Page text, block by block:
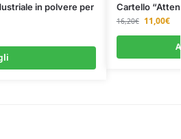
in polvere per
Cartello
16,20€ 11,00€